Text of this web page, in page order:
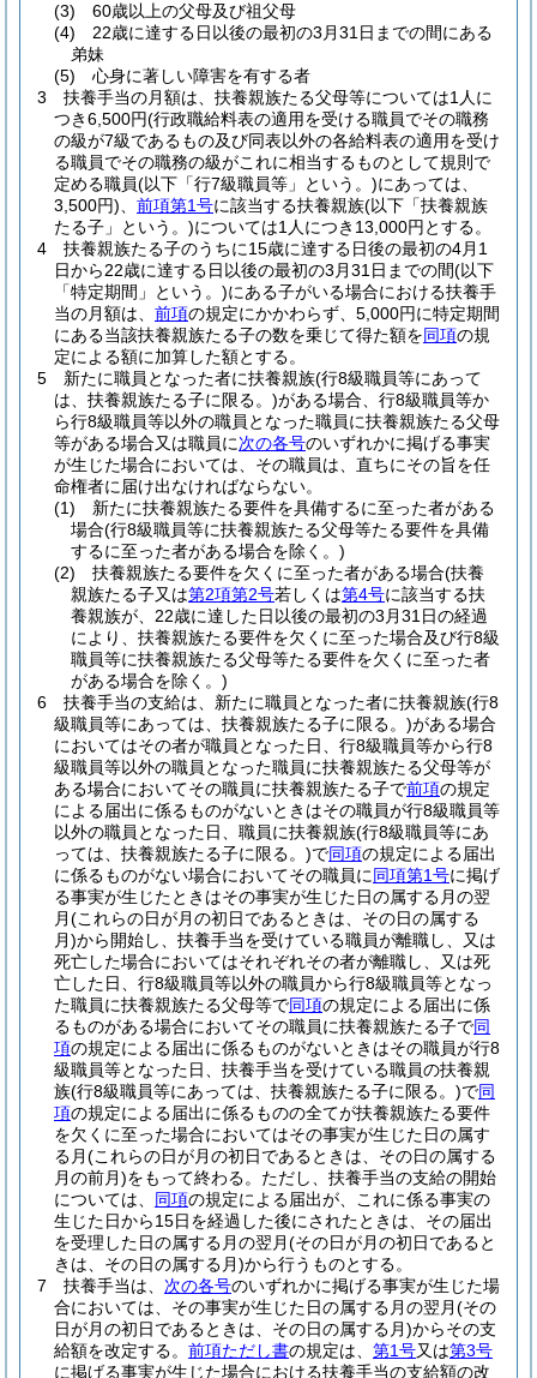
(3)
60歳以上の父母及び祖父母
(4)
22歳に達する日以後の最初の3月31日までの間にある
弟妹
(5)
心身に著しい障害を有する者
3
扶養手当の月額は、扶養親族たる父母等については1人に
つき6,500円(行政職給料表の適用を受ける職員でその職務
の級が7級であるもの及び同表以外の各給料表の適用を受け
る職員でその職務の級がこれに相当するものとして規則で
定める職員(以下「行7級職員等」という。)にあっては、
3,500円)
前項第1号に該当する扶養親族(以下「扶養親族
たる子」という。)については1人につき13,000円とする。
4
扶養親族たる子のうちに15歳に達する日後の最初の4月1
日から22歳に達する日以後の最初の3月31日までの間(以下
「特定期間」という。)にある子がいる場合における扶養手
当の月額は、 前項の規定にかかわらず、5,000円に特定期間
にある当該扶養親族たる子の数を乗じて得た額を同項の規
定による額に加算した額とする。
5
新たに職員となった者に扶養親族(行8級職員等にあって
は、扶養親族たる子に限る。)がある場合、行8級職員等か
ら行8級職員等以外の職員となった職員に扶養親族たる父母
等がある場合又は職員に次の各号のいずれかに掲げる事実
が生じた場合においては、その職員は、直ちにその旨を任
命権者に届け出なければならない。
(1)
新たに扶養親族たる要件を具備するに至った者がある
場合(行8級職員等に扶養親族たる父母等たる要件を具備
するに至った者がある場合を除く。)
(2)
扶養親族たる要件を欠くに至った者がある場合(扶養
親族たる子又は第2項第2号若しくは第4号に該当する扶
養親族が、22歳に達した日以後の最初の3月31日の経過
により、扶養親族たる要件を欠くに至った場合及び行8級
職員等に扶養親族たる父母等たる要件を欠くに至った者
がある場合を除く。)
6
扶養手当の支給は、新たに職員となった者に扶養親族(行8
級職員等にあっては、扶養親族たる子に限る。)がある場合
においてはその者が職員となった日、行8級職員等から行8
級職員等以外の職員となった職員に扶養親族たる父母等が
ある場合においてその職員に扶養親族たる子で前項の規定
による届出に係るものがないときはその職員が行8級職員等
以外の職員となった日、職員に扶養親族(行8級職員等にあ
っては、扶養親族たる子に限る。)で同項の規定による届出
に係るものがない場合においてその職員に同項第1号に掲げ
る事実が生じたときはその事実が生じた日の属する月の翌
月(これらの日が月の初日であるときは、その日の属する
月)から開始し、扶養手当を受けている職員が離職し、又は
死亡した場合においてはそれぞれその者が離職し、又は死
亡した日、行8級職員等以外の職員から行8級職員等となっ
た職員に扶養親族たる父母等で同項の規定による届出に係
るものがある場合においてその職員に扶養親族たる子で同
項の規定による届出に係るものがないときはその職員が行8
級職員等となった日、扶養手当を受けている職員の扶養親
族(行8級職員等にあっては、扶養親族たる子に限る。)で同
項の規定による届出に係るものの全てが扶養親族たる要件
を欠くに至った場合においてはその事実が生じた日の属す
る月(これらの日が月の初日であるときは、その日の属する
月の前月)をもって終わる。 ただし、扶養手当の支給の開始
については、 同項の規定による届出が、これに係る事実の
生じた日から15日を経過した後にされたときは、その届出
を受理した日の属する月の翌月(その日が月の初日であると
きは、その日の属する月)から行うものとする。
7
扶養手当は、 次の各号のいずれかに掲げる事実が生じた場
合においては、その事実が生じた日の属する月の翌月(その
日が月の初日であるときは、その日の属する月)からその支
給額を改定する。 前項ただし書の規定は、 第1号又は第3号
に掲げる事実が生じた場合における扶養手当の支給額の改